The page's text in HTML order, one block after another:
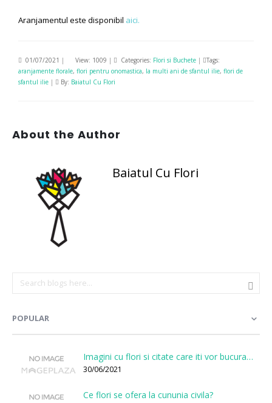
Aranjamentul este disponibil aici.
01/07/2021 | View: 1009 | Categories: Flori si Buchete |
Tags:
aranjamente florale, flori pentru onomastica, la multi ani de sfantul ilie, flori de
sfantul ilie | By: Baiatul Cu Flori
About the Author
Baiatul Cu Flori
POPULAR
Imagini cu flori si citate care iti vor bucura sufletul
30/06/2021
Ce flori se ofera la cununia civila?